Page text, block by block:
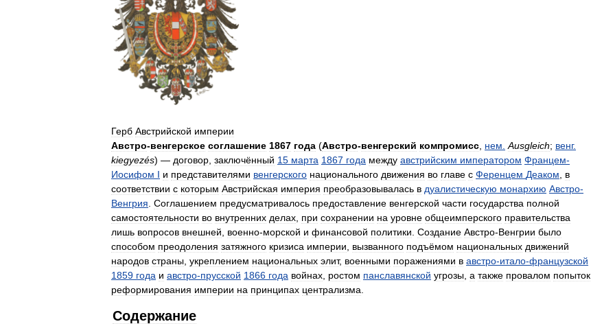
Герб Австрийской империи
Австро-венгерское соглашение 1867 года (Австро-венгерский компромисс нем Ausgleich; венг.
kiegyezés) — договор заключённый 15 марта 1867 года между австрийским императором Францем-
Иосифом I и представителями венгерского национального движения во главе с Ференцем Деаком
в
соответствии с которым Австрийская империя преобразовывалась в дуалистическую монархию Австро-
Венгрия Соглашением предусматривалось предоставление венгерской части государства полной
самостоятельности во внутренних делах при сохранении на уровне общеимперского правительства
лишь вопросов внешней военно-морской и финансовой политики Создание Австро-Венгрии было
способом преодоления затяжного кризиса империи вызванного подъёмом национальных движений
народов страны укреплением национальных элит, военными поражениями в австро-итало-французской
1859 года и австро-прусской 1866 года войнах ростом панславянской угрозы а также провалом попыток
реформирования империи на принципах централизма
Содержание